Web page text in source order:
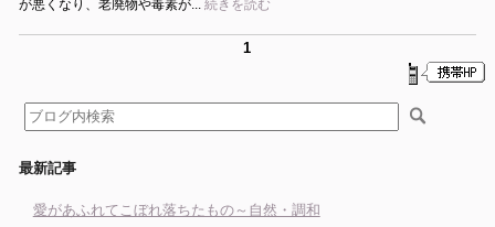
が悪くなり、老廃物や毒素が... 続きを読む
1
最新記事
愛があふれてこぼれ落ちたもの～自然・調和